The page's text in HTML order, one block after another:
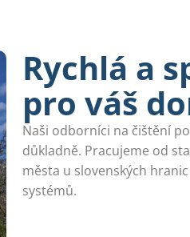
Rychlá a
pro váš
Naši odborníci na čištění
důkladně. Pracujeme od
města u slovenských
systémů.